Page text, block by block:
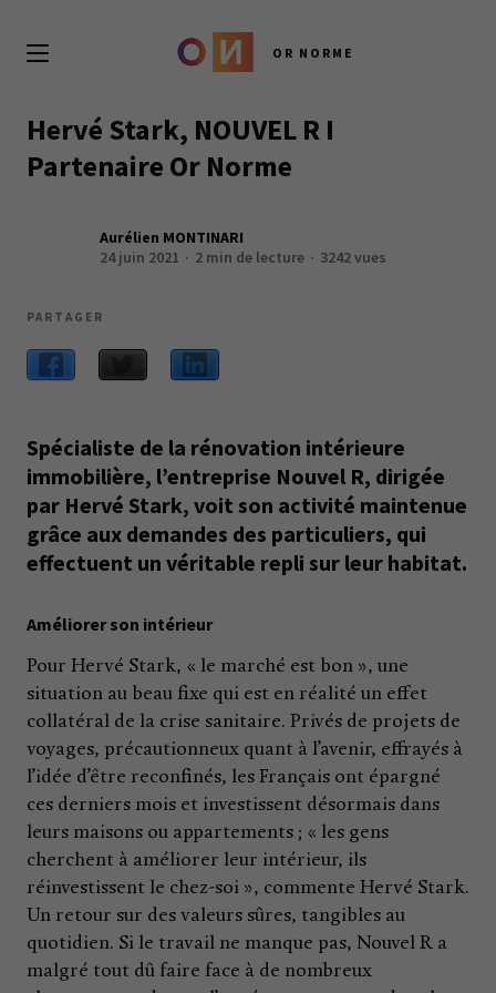
OR NORME
Hervé Stark, NOUVEL R I
Partenaire Or Norme
Aurélien MONTINARI
24 juin 2021
2 min de lecture 3242 vues
PARTAGER
Spécialiste de la rénovation intérieure
immobilière, l’entreprise Nouvel R, dirigée
par Hervé Stark, voit son activité maintenue
grâce aux demandes des particuliers, qui
effectuent un véritable repli sur leur habitat.
Améliorer son intérieur
Pour Hervé Stark, « le marché est bon », une
situation au beau fixe qui est en réalité un effet
collatéral de la crise sanitaire. Privés de projets de
voyages, précautionneux quant à l’avenir, effrayés à
l’idée d’être reconfinés, les Français ont épargné
ces derniers mois et investissent désormais dans
leurs maisons ou appartements ; « les gens
cherchent à améliorer leur intérieur, ils
réinvestissent le chez-soi », commente Hervé Stark.
Un retour sur des valeurs sûres, tangibles au
quotidien. Si le travail ne manque pas, Nouvel R a
malgré tout dû faire face à de nombreux